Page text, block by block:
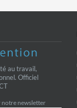
au travail,
Officiel
newsletter